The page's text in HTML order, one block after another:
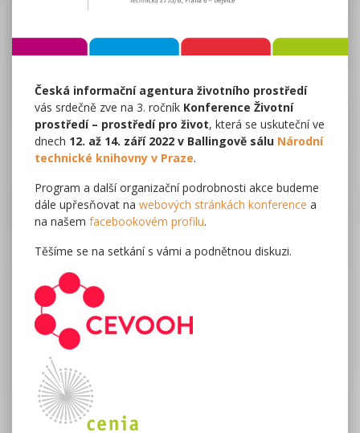
Česká informační agentura životního prostředí
vás srdečně zve na 3. ročník Konference Životní
prostředí – prostředí pro život, která se uskuteční ve
dnech 12. až 14. září 2022 v Ballingově sálu Národní
technické knihovny v Praze.
Program a další organizační podrobnosti akce budeme
dále upřesňovat na webových stránkách konference a
na našem facebookovém profilu.
Těšíme se na setkání s vámi a podnětnou diskuzi.